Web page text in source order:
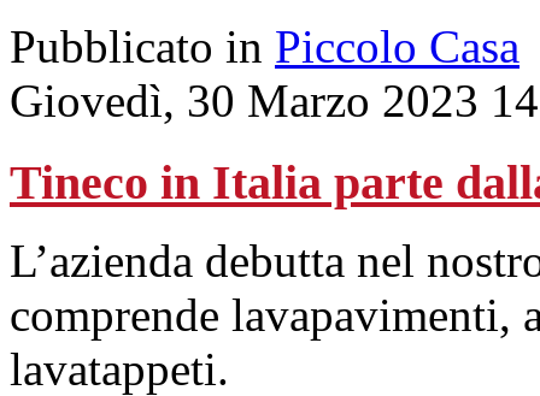
Pubblicato in Piccolo Casa
Giovedì, 30 Marzo 2023
Tineco in Italia parte
L’azienda debutta nel
comprende lavapavimenti,
lavatappeti.